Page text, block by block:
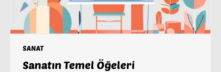
SANAT
Sanatın Temel Öğeleri